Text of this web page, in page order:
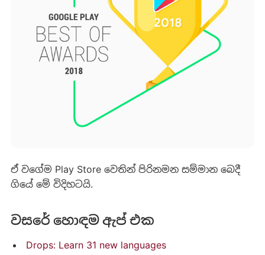
ඒ වගේම Play Store වෙතින් පිරිනමන සම්මාන බෙදී
ගියේ මේ විදිහටයි.
වසරේ හොඳම ඇප් එක
Drops: Learn 31 new languages